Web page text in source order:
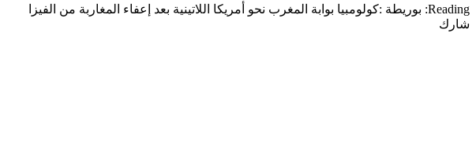
Reading: بوريطة :كولومبيا بوابة المغرب نحو أمريكا اللاتينية بعد إعفاء المغاربة من الفيزا
شارك